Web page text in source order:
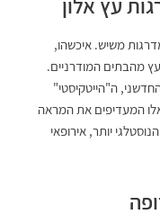
משיש. איכשהו,
מהבתים המודרניים.
ה"הייטקיסטי"
המעדיפים את המראה
יותר, אירופאי